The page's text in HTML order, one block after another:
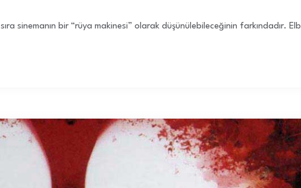
sinemanın bir “rüya makinesi” olarak düşünülebileceğinin farkındadır.